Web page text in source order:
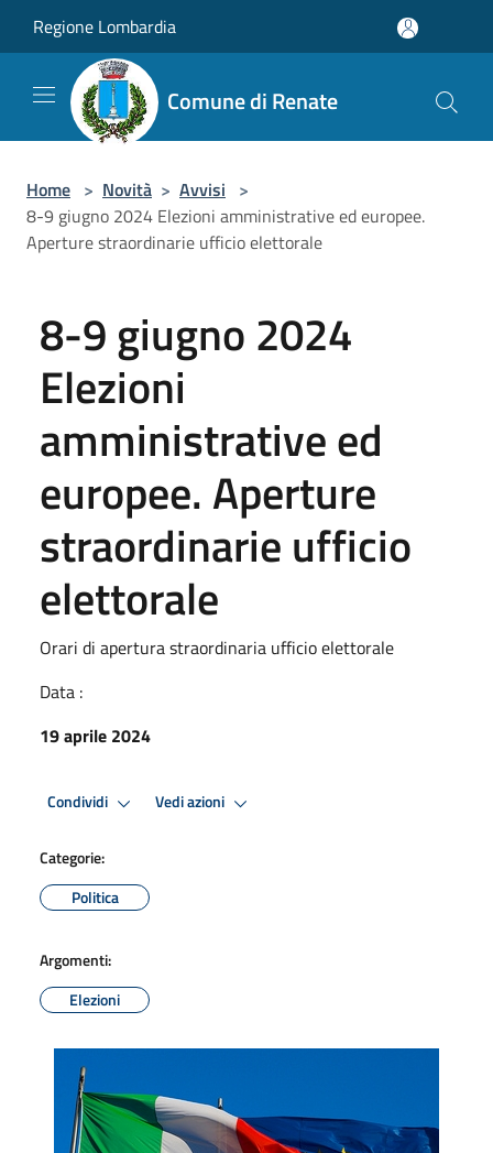
Regione Lombardia
Comune di Renate
Home > Novità > Avvisi >
8-9 giugno 2024 Elezioni amministrative ed europee.
Aperture straordinarie ufficio elettorale
8-9 giugno 2024
Elezioni
amministrative ed
europee. Aperture
straordinarie ufficio
elettorale
Orari di apertura straordinaria ufficio elettorale
Data :
19 aprile 2024
Condividi Vedi azioni
Categorie:
Politica
Argomenti:
Elezioni